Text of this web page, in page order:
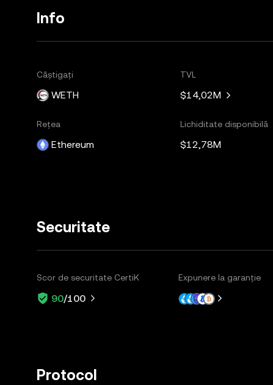
Info
Câștigați
WETH
TVL
$14,02M
Rețea
Ethereum
Lichiditate disponibilă
$12,78M
Securitate
Scor de securitate CertiK
90/100
Expunere la garanție
Protocol